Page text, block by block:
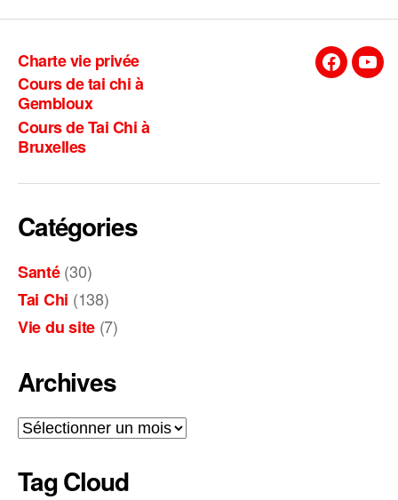
Charte vie privée
Cours de tai chi à
Gembloux
Cours de Tai Chi à
Bruxelles
Facebook
Catégories
Santé(30)
Tai Chi (138)
Vie du site (7)
Archives
Archives
Tag Cloud